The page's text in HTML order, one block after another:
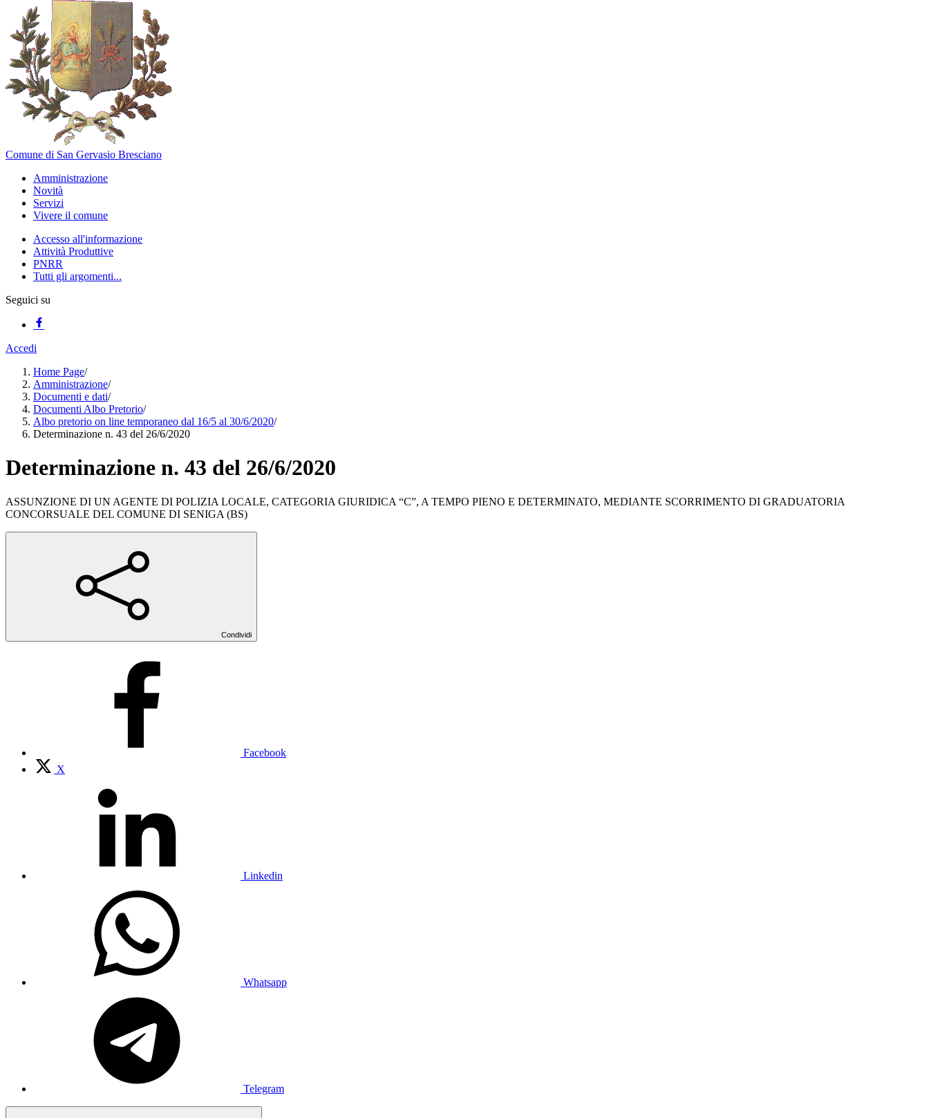
Comune di San Gervasio Bresciano
Amministrazione
Novità
Servizi
Vivere il comune
Accesso all'informazione
Attività Produttive
PNRR
Tutti gli argomenti...
Seguici su
Accedi
Home Page/
Amministrazione/
Documenti e dati/
Documenti Albo Pretorio/
Albo pretorio on line temporaneo dal 16/5 al 30/6/2020/
Determinazione n. 43 del 26/6/2020
Determinazione n. 43 del 26/6/2020
ASSUNZIONE DI UN AGENTE DI POLIZIA LOCALE, CATEGORIA GIURIDICA “C”, A TEMPO PIENO E DETERMINATO, MEDIANTE SCORRIMENTO DI GRADUATORIA
CONCORSUALE DEL COMUNE DI SENIGA (BS)
Condividi
Facebook
X
Linkedin
Whatsapp
Telegram